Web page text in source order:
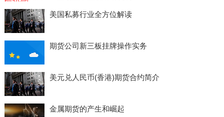
美国私募行业全方位解读
期货公司新三板挂牌操作实务
美元兑人民币(香港)期货合约简介
金属期货的产生和崛起